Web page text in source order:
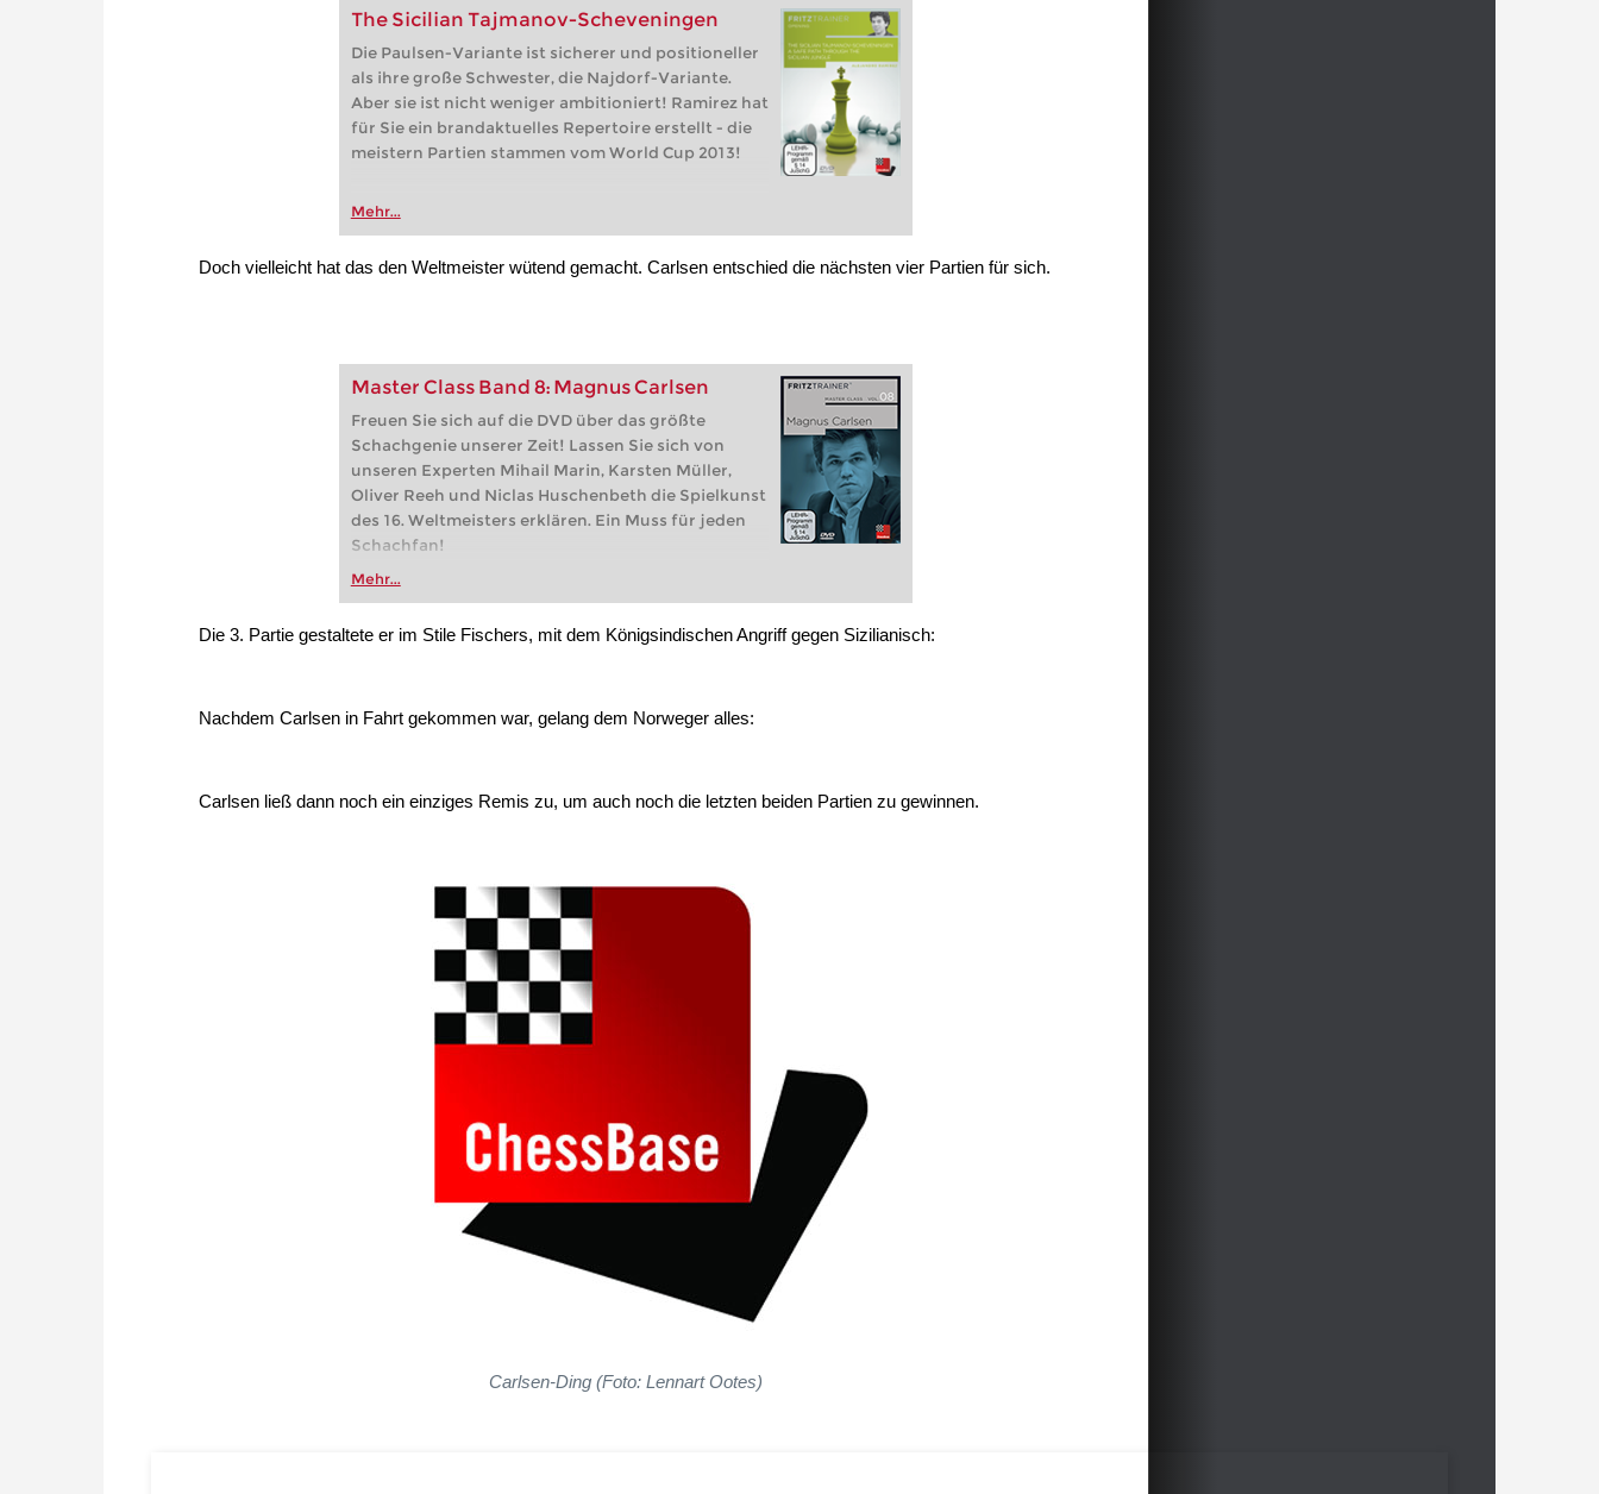
The Sicilian Tajmanov-Scheveningen
Die Paulsen-Variante ist sicherer und positioneller
als ihre große Schwester, die Najdorf-Variante.
Aber sie ist nicht weniger ambitioniert! Ramirez hat
für Sie ein brandaktuelles Repertoire erstellt - die
meistern Partien stammen vom World Cup 2013!
Mehr...
Doch vielleicht hat das den Weltmeister wütend gemacht. Carlsen entschied die nächsten vier Partien für sich.
Master Class Band 8: Magnus Carlsen
Freuen Sie sich auf die DVD über das größte
Schachgenie unserer Zeit! Lassen Sie sich von
unseren Experten Mihail Marin, Karsten Müller,
Oliver Reeh und Niclas Huschenbeth die Spielkunst
des 16. Weltmeisters erklären. Ein Muss für jeden
Schachfan!
Mehr...
Die 3. Partie gestaltete er im Stile Fischers, mit dem Königsindischen Angriff gegen Sizilianisch:
Nachdem Carlsen in Fahrt gekommen war, gelang dem Norweger alles:
Carlsen ließ dann noch ein einziges Remis zu, um auch noch die letzten beiden Partien zu gewinnen.
Carlsen-Ding (Foto: Lennart Ootes)